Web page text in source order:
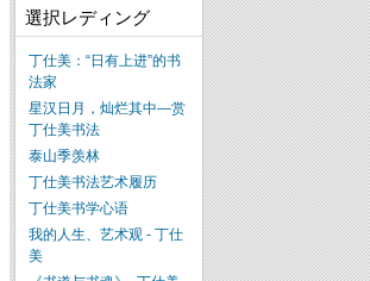
選択レディング
丁仕美：“日有上进”的书
法家
星汉日月，灿烂其中—赏
丁仕美书法
泰山季羡林
丁仕美书法艺术履历
丁仕美书学心语
我的人生、艺术观 - 丁仕
美